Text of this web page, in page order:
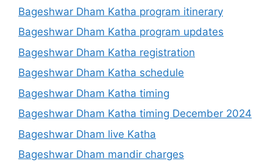
Bageshwar Dham Katha program itinerary
Bageshwar Dham Katha program updates
Bageshwar Dham Katha registration
Bageshwar Dham Katha schedule
Bageshwar Dham Katha timing
Bageshwar Dham Katha timing December 2024
Bageshwar Dham live Katha
Bageshwar Dham mandir charges